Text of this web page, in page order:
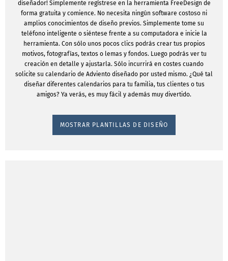
diseñador! Simplemente regístrese en la herramienta FreeDesign de
forma gratuita y comience. No necesita ningún software costoso ni
amplios conocimientos de diseño previos. Simplemente tome su
teléfono inteligente o siéntese frente a su computadora e inicie la
herramienta. Con sólo unos pocos clics podrás crear tus propios
motivos, fotografías, textos o lemas y fondos. Luego podrás ver tu
creación en detalle y ajustarla. Sólo incurrirá en costes cuando
solicite su calendario de Adviento diseñado por usted mismo. ¿Qué tal
diseñar diferentes calendarios para tu familia, tus clientes o tus
amigos? Ya verás, es muy fácil y además muy divertido.
MOSTRAR PLANTILLAS DE DISEÑO